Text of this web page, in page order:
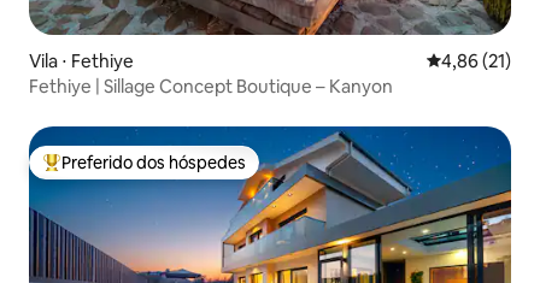
Vila ⋅ Fethiye 4,86 de uma
4,86 (21)
Fethiye | Sillage Concept Boutique – Kanyon
Entre os melhores preferidos dos hóspedes
Preferido dos hóspedes